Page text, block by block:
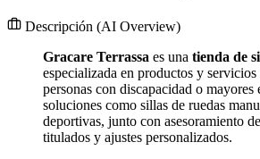
Descripción (AI Overview)
Gracare Terrassa es una tienda de
especializada en productos y
personas con discapacidad o mayores
soluciones como sillas de ruedas
deportivas, junto con asesoramiento
titulados y ajustes personalizados.